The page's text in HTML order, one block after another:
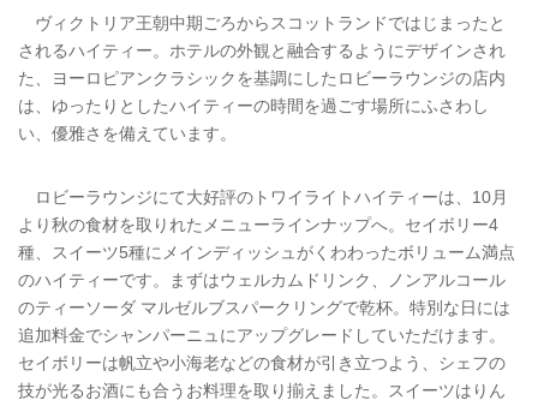
ヴィクトリア王朝中期ごろからスコットランドではじまったと
されるハイティー。ホテルの外観と融合するようにデザインされ
た、ヨーロピアンクラシックを基調にしたロビーラウンジの店内
は、ゆったりとしたハイティーの時間を過ごす場所にふさわし
い、優雅さを備えています。
ロビーラウンジにて大好評のトワイライトハイティーは、10月
より秋の食材を取りれたメニューラインナップへ。セイボリー4
種、スイーツ5種にメインディッシュがくわわったボリューム満点
のハイティーです。まずはウェルカムドリンク、ノンアルコール
のティーソーダ マルゼルブスパークリングで乾杯。特別な日には
追加料金でシャンパーニュにアップグレードしていただけます。
セイボリーは帆立や小海老などの食材が引き立つよう、シェフの
技が光るお酒にも合うお料理を取り揃えました。スイーツはりん